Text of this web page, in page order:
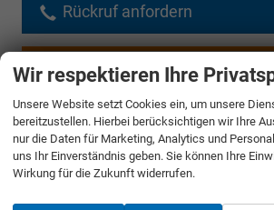
Rückruf anfordern
AUDI
CUPRA
DACIA
Wir respektieren Ihre
Unsere Website setzt Cookies ein, um unsere
bereitzustellen. Hierbei berücksichtigen wir Ihre
nur die Daten für Marketing, Analytics und
uns Ihr Einverständnis geben. Sie können Ihre
Wirkung für die Zukunft widerrufen.